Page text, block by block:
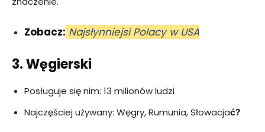
Zobacz: Najsłynniejsi Polacy w USA
3. Węgierski
Posługuje się nim: 13 milionów ludzi
Najczęściej używany: Węgry, Rumunia, Słowacjać?